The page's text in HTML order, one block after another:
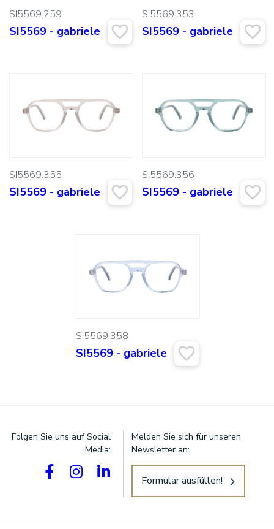
SI5569.259
SI5569 - gabriele
SI5569.353
SI5569 - gabriele
SI5569.355
SI5569 - gabriele
SI5569.356
SI5569 - gabriele
SI5569.358
SI5569 - gabriele
Folgen Sie uns auf Social
Media:
Melden Sie sich für unseren
Newsletter an:
Formular ausfüllen!